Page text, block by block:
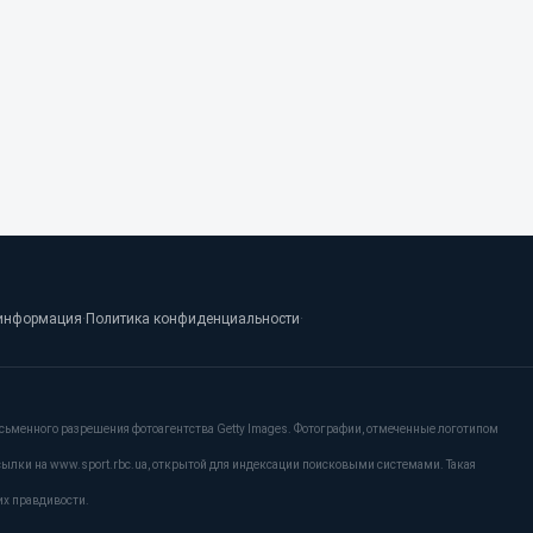
· Политика конфиденциальности·
разрешения фотоагентства Getty Images. Фотографии, отмеченные логотипом
на www.sport.rbc.ua, открытой для индексации поисковыми системами. Такая
правдивости.